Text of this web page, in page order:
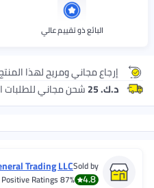
عملية تحويل آمنة
التي تزيد عن
Maxtronics